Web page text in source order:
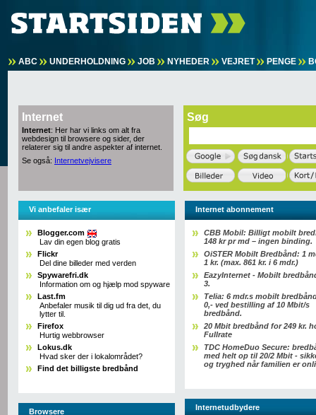
ABC UNDERHOLDNING JOB NYHEDER VEJRET PENGE
Internet
Internet: Her har vi links om alt fra
webdesign til browsere og sider, der
relaterer sig til andre aspekter af internet.
Se også: Internetvejvisere
Søg
Vi anbefaler især
Blogger.com
Lav din egen blog gratis
Flickr
Del dine billeder med verden
Spywarefri.dk
Information om og hjælp mod spyware
Last.fm
Anbefaler musik til dig ud fra det, du
lytter til.
Firefox
Hurtig webbrowser
Lokus.dk
Hvad sker der i lokalområdet?
Find det billigste bredbånd
Browsere
Internet abonnement
CBB Mobil: Billigt mobilt
148 kr pr md – ingen binding.
OiSTER Mobilt Bredbånd: 1
1 kr. (max. 861 kr. i 6 mdr.)
EazyInternet - Mobilt
3.
Telia: 6 mdr.s mobilt
0,- ved bestilling af 10 Mbit/s
bredbånd.
20 Mbit bredbånd for 249 kr.
Fullrate
TDC HomeDuo Secure:
med helt op til 20/2 Mbit -
og tryghed når familien er
Internetudbydere